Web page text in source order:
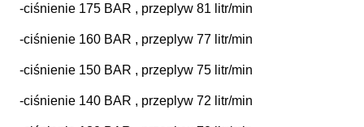
-ciśnienie 175 BAR , przeplyw 81 litr/min
-ciśnienie 160 BAR , przeplyw 77 litr/min
-ciśnienie 150 BAR , przeplyw 75 litr/min
-ciśnienie 140 BAR , przeplyw 72 litr/min